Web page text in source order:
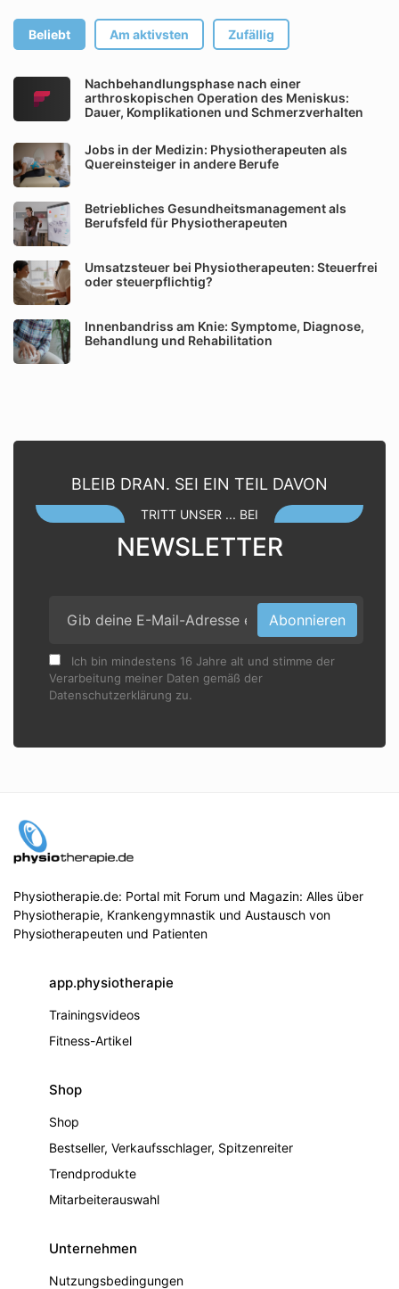
Beliebt Am aktivsten Zufällig
Nachbehandlungsphase nach einer
arthroskopischen Operation des Meniskus:
Dauer, Komplikationen und Schmerzverhalten
Jobs in der Medizin: Physiotherapeuten als
Quereinsteiger in andere Berufe
Betriebliches Gesundheitsmanagement als
Berufsfeld für Physiotherapeuten
Umsatzsteuer bei Physiotherapeuten: Steuerfrei
oder steuerpflichtig?
Innenbandriss am Knie: Symptome, Diagnose,
Behandlung und Rehabilitation
BLEIB DRAN. SEI EIN TEIL DAVON
TRITT UNSER ... BEI
NEWSLETTER
Abonnieren
Ich bin mindestens 16 Jahre alt und stimme der
Verarbeitung meiner Daten gemäß der
Datenschutzerklärung zu.
Physiotherapie.de: Portal mit Forum und Magazin: Alles über
Physiotherapie, Krankengymnastik und Austausch von
Physiotherapeuten und Patienten
app.physiotherapie
Trainingsvideos
Fitness-Artikel
Shop
Shop
Bestseller, Verkaufsschlager, Spitzenreiter
Trendprodukte
Mitarbeiterauswahl
Unternehmen
Nutzungsbedingungen